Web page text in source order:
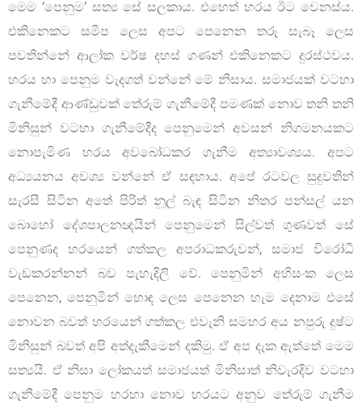
මෙම ‘පෙනුම’ සත්‍ය සේ සලකාය. එහෙත් හරය ඊට වෙනස්ය.
එකිනෙකට සමීප ලෙස අපට පෙනෙන තරු සැබෑ ලෙස
පවතින්නේ ආලා්ක වර්ෂ දහස් ගණන් එකිනෙකට දුරස්ථවය.
හරය හා පෙනුම වැදගත් වන්නේ මේ නිසාය. සමාජයක් වටහා
ගැනීමේදී ආණ්ඩුවක් තේරුම් ගැනීමේදී පමණක් නොව තනි තනි
මිනිසුන් වටහා ගැනීමේදීද පෙනුමෙන් අවසන් නිගමනයකට
නොපැමිණ හරය අවබෝධකර ගැනීම අත්‍යාවශ්‍යය. අපට
අධ්‍යයනය අවශ්‍ය වන්නේ ඒ සඳහාය. අපේ රටවල සුදුවතින්
සැරසී සිටින අතේ පිරිත් නූල් බැඳ සිටින නිතර පන්සල් යන
බොහෝ දේශපාලනඥයින් පෙනුමෙන් සිල්වත් ගුණවත් සේ
පෙනුණද හරයෙන් ගත්කල අපරාධකරුවන්, සමාජ විරෝධී
වැඩකරන්නන් බව පැහැදිලි වේ. පෙනුමින් අහිසංක ලෙස
පෙනෙන, පෙනුමින් හොඳ ලෙස පෙනෙන හැම දෙනාම එසේ
නොවන බවත් හරයෙන් ගත්කල එවැනි සමහර අය නපුරු දුෂ්ට
මිනිසුන් බවත් අපි අත්දැකීමෙන් දකිමු. ඒ අප දැක ඇත්තේ මෙම
සත්‍යයි. ඒ නිසා ලෝකයත් සමාජයත් මිනිසාත් නිවැරදිව වටහා
ගැනීමේදී පෙනුම හරහා නොව හරයට අනුව තේරුම් ගැනීම